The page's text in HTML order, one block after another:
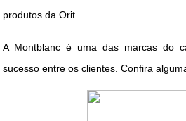
produtos da Orit.
A Montblanc é uma das marcas do
sucesso entre os clientes. Confira